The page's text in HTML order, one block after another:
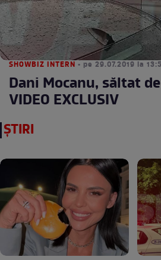
SHOWBIZ INTERN • pe 29.07.2019 la
Dani Mocanu, săltat
VIDEO EXCLUSIV
ȘTIRI